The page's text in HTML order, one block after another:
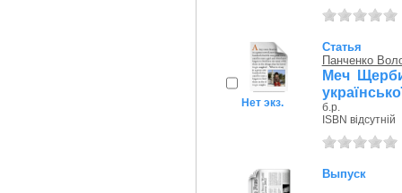
Нет экз.
Статья
Панченко
Меч
б.р.
ISBN відсутній
Выпуск